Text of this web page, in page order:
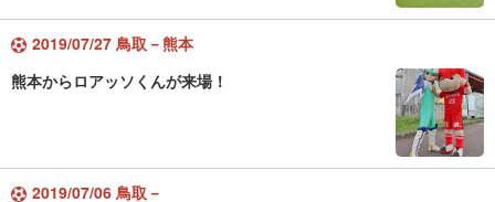
2019/07/27 鳥取－熊本
熊本からロアッソくんが来場！
2019/07/06 鳥取－